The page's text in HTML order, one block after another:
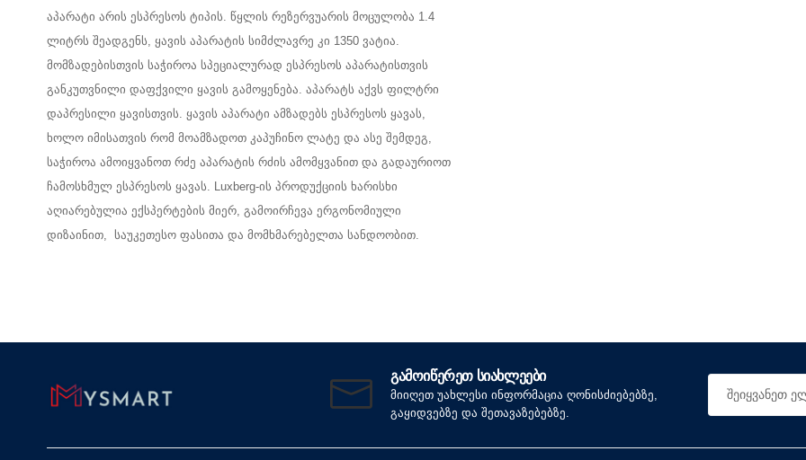
აპარატი არის ესპრესოს ტიპის. წყლის რეზერვუარის მოცულობა 1.4
ლიტრს შეადგენს, ყავის აპარატის სიმძლავრე კი 1350 ვატია.
მომზადებისთვის საჭიროა სპეციალურად ესპრესოს აპარატისთვის
განკუთვნილი დაფქვილი ყავის გამოყენება. აპარატს აქვს ფილტრი
დაპრესილი ყავისთვის. ყავის აპარატი ამზადებს ესპრესოს ყავას,
ხოლო იმისათვის რომ მოამზადოთ კაპუჩინო ლატე და ასე შემდეგ,
საჭიროა ამოიყვანოთ რძე აპარატის რძის ამომყვანით და გადაურიოთ
ჩამოსხმულ ესპრესოს ყავას. Luxberg-ის პროდუქციის ხარისხი
აღიარებულია ექსპერტების მიერ, გამოირჩევა ერგონომიული
დიზაინით, საუკეთესო ფასითა და მომხმარებელთა სანდოობით.
ᲒᲐᲛᲝᲘᲬᲔᲠᲔᲗ ᲡᲘᲐᲮᲚᲔᲔᲑᲘ
მიიღეთ უახლესი ინფორმაცია ღონისძიებებზე,
გაყიდვებზე და შეთავაზებებზე.